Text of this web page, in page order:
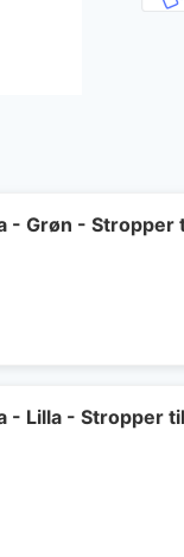
- Grøn - Stropper
- Lilla - Stropper